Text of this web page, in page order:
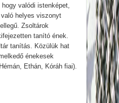
valódi istenképet,
helyes viszonyt
Zsoltárok
tanító ének.
tanítás. Közülük hat
énekesek
Ethán, Kóráh fiai).